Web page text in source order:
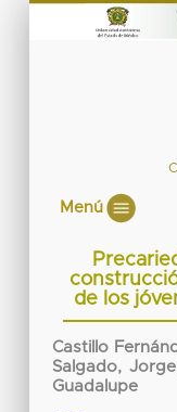
Menú
de los
Castillo
Salgado, Jorge
Guadalupe